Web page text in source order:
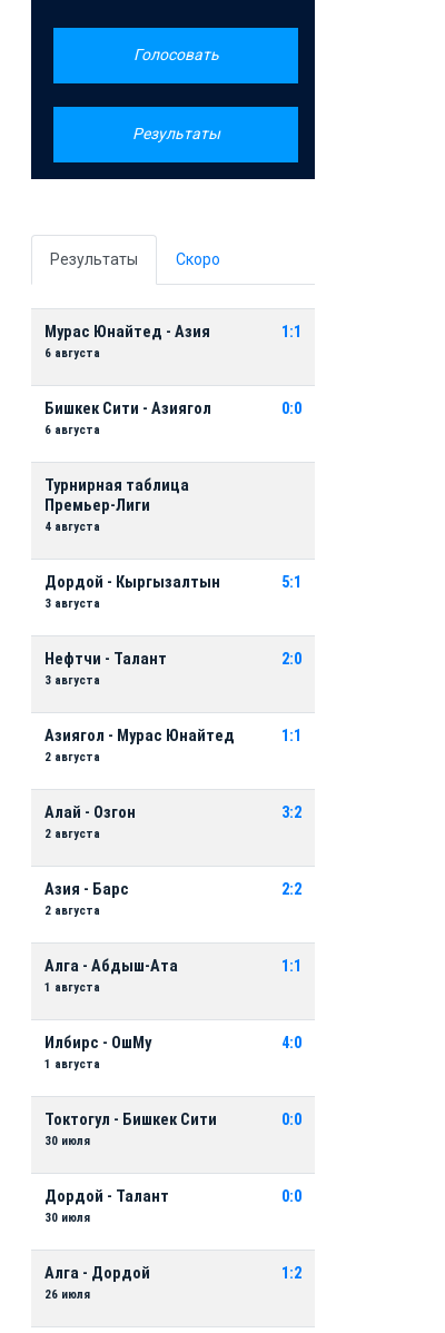
Голосовать
Результаты
Результаты Скоро
Мурас Юнайтед - Азия
6 августа
1:1
Бишкек Сити - Азиягол
6 августа
0:0
Турнирная таблица
Премьер-Лиги
4 августа
Дордой - Кыргызалтын
3 августа
5:1
Нефтчи - Талант
3 августа
2:0
Азиягол - Мурас Юнайтед
2 августа
1:1
Алай - Озгон
2 августа
3:2
Азия - Барс
2 августа
2:2
Алга - Абдыш-Ата
1 августа
1:1
Илбирс - ОшМу
1 августа
4:0
Токтогул - Бишкек Сити
30 июля
0:0
Дордой - Талант
30 июля
0:0
Алга - Дордой
26 июля
1:2